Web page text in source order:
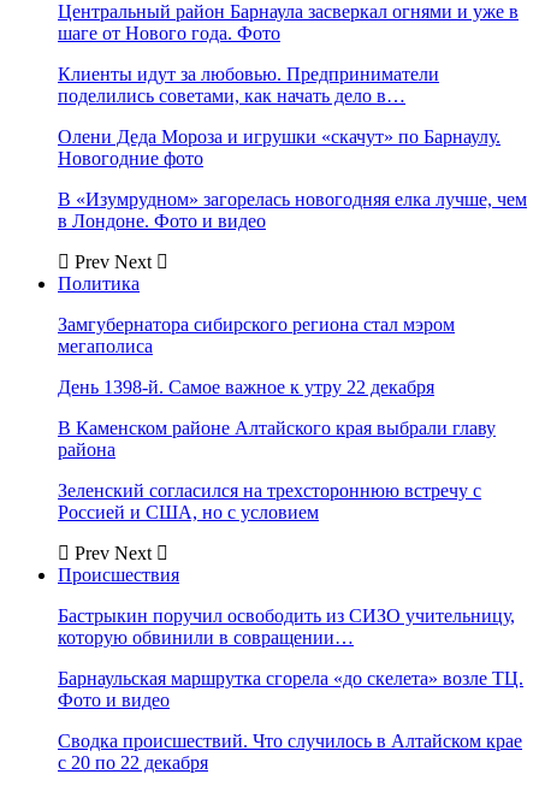
Центральный район Барнаула засверкал огнями и уже в
шаге от Нового года. Фото
Клиенты идут за любовью. Предприниматели
поделились советами, как начать дело в…
Олени Деда Мороза и игрушки «скачут» по Барнаулу.
Новогодние фото
В «Изумрудном» загорелась новогодняя елка лучше, чем
в Лондоне. Фото и видео
Prev Next
Политика
Замгубернатора сибирского региона стал мэром
мегаполиса
День 1398-й. Самое важное к утру 22 декабря
В Каменском районе Алтайского края выбрали главу
района
Зеленский согласился на трехстороннюю встречу с
Россией и США, но с условием
Prev Next
Происшествия
Бастрыкин поручил освободить из СИЗО учительницу,
которую обвинили в совращении…
Барнаульская маршрутка сгорела «до скелета» возле ТЦ.
Фото и видео
Сводка происшествий. Что случилось в Алтайском крае
с 20 по 22 декабря